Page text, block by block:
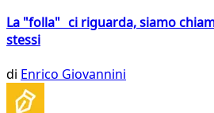
La "folla" ci riguarda, siamo
stessi
di Enrico Giovannini